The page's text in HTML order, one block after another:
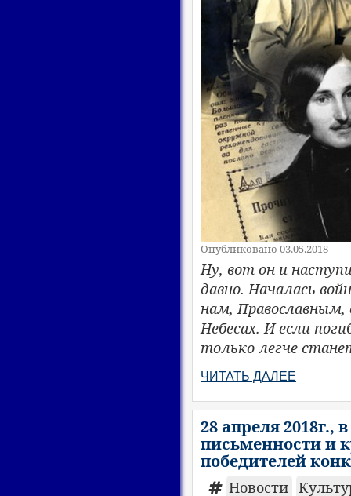
Опубликовано 03.05.2018
Ну, вот он и
давно. Началась
нам,
Небесах. И если
только легче
ЧИТАТЬ ДАЛЕЕ
28 апреля
письменности и
победителей
Новости